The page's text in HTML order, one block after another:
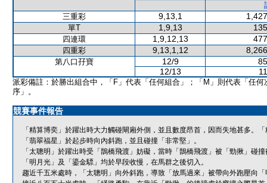
三重彩
9,13,1
單T 1,9,13
四連環 1,9,12,13
四重彩 9,13,1,12
第八口孖寶 12/9
12/13
派彩備註：於勝出組合中，「F」代表「任何組合」；「M」則代表「任何
序」。
競賽事件報告
「精算博奕」於躍出時大力觸碰閘廂外側，並且數度昂首，因而失地甚多。
「翡翠福星」於起步時向內斜跑，並且碰撞「非常堅」。
「太聰明」於躍出時受「鵲橋飛渡」妨礙，當時「鵲橋飛渡」被「勁揪」碰
「明月光」及「鎏金驃」均於早段收慢，在馬群之後切入。
趨近千五米處時，「太聰明」向外斜跑，導致「放馬過來」被帶向外跑壓向